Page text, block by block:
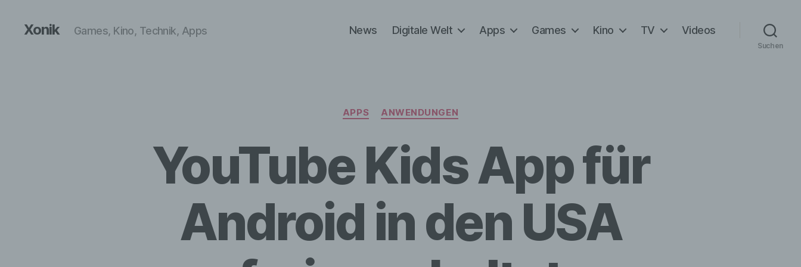
Xonik Games, Kino, Technik, Apps News Digitale Welt Apps Games Kino TV Videos
Suchen
Kategorien
APPS ANWENDUNGEN
YouTube Kids App für
Android in den USA